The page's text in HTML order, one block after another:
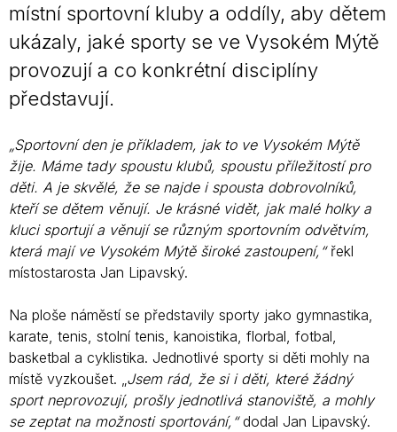
místní sportovní kluby a oddíly, aby dětem
ukázaly, jaké sporty se ve Vysokém Mýtě
provozují a co konkrétní disciplíny
představují.
„Sportovní den je příkladem, jak to ve Vysokém Mýtě
žije. Máme tady spoustu klubů, spoustu příležitostí pro
děti. A je skvělé, že se najde i spousta dobrovolníků,
kteří se dětem věnují. Je krásné vidět, jak malé holky a
kluci sportují a věnují se různým sportovním odvětvím,
která mají ve Vysokém Mýtě široké zastoupení,“ řekl
místostarosta Jan Lipavský.
Na ploše náměstí se představily sporty jako gymnastika,
karate, tenis, stolní tenis, kanoistika, florbal, fotbal,
basketbal a cyklistika. Jednotlivé sporty si děti mohly na
místě vyzkoušet. „Jsem rád, že si i děti, které žádný
sport neprovozují, prošly jednotlivá stanoviště, a mohly
se zeptat na možnosti sportování,“dodal Jan Lipavský.